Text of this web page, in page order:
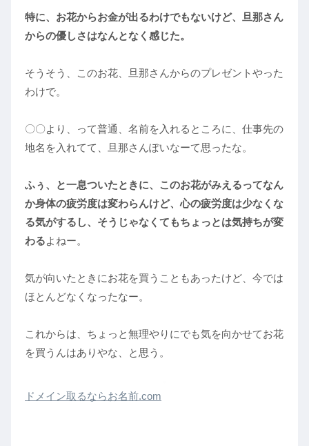
特に、お花からお金が出るわけでもないけど、旦那さん
からの優しさはなんとなく感じた。
そうそう、このお花、旦那さんからのプレゼントやった
わけで。
〇〇より、って普通、名前を入れるところに、仕事先の
地名を入れてて、旦那さんぽいなーて思ったな。
ふぅ、と一息ついたときに、このお花がみえるってなん
か身体の疲労度は変わらんけど、心の疲労度は少なくな
る気がするし、そうじゃなくてもちょっとは気持ちが変
わるよねー。
気が向いたときにお花を買うこともあったけど、今では
ほとんどなくなったなー。
これからは、ちょっと無理やりにでも気を向かせてお花
を買うんはありやな、と思う。
ドメイン取るならお名前.com